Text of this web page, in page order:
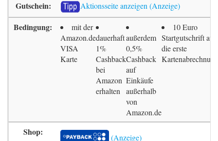
Aktionsseite anzeigen
mit der
Amazon.de
VISA
Karte
dauerhaft
1%
Cashback
bei
Amazon
erhalten
außerdem
0,5%
Cashback
auf
Einkäufe
außerhalb
von
Amazon.de
10 Euro
Startgutschrift auf
die erste
Kartenabrechnung